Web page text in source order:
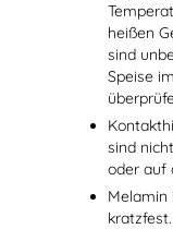
heißen
sind
Speise
sind
oder auf
Melamin